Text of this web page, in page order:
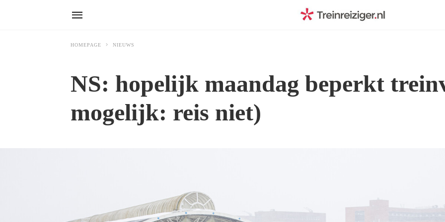
HOMEPAGE NIEUWS
NS: hopelijk maandag beperkt
mogelijk: reis niet)